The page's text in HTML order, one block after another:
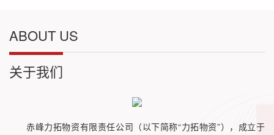
ABOUT US
关于我们
赤峰力拓物资有限责任公司（以下简称“力拓物资”），成立于